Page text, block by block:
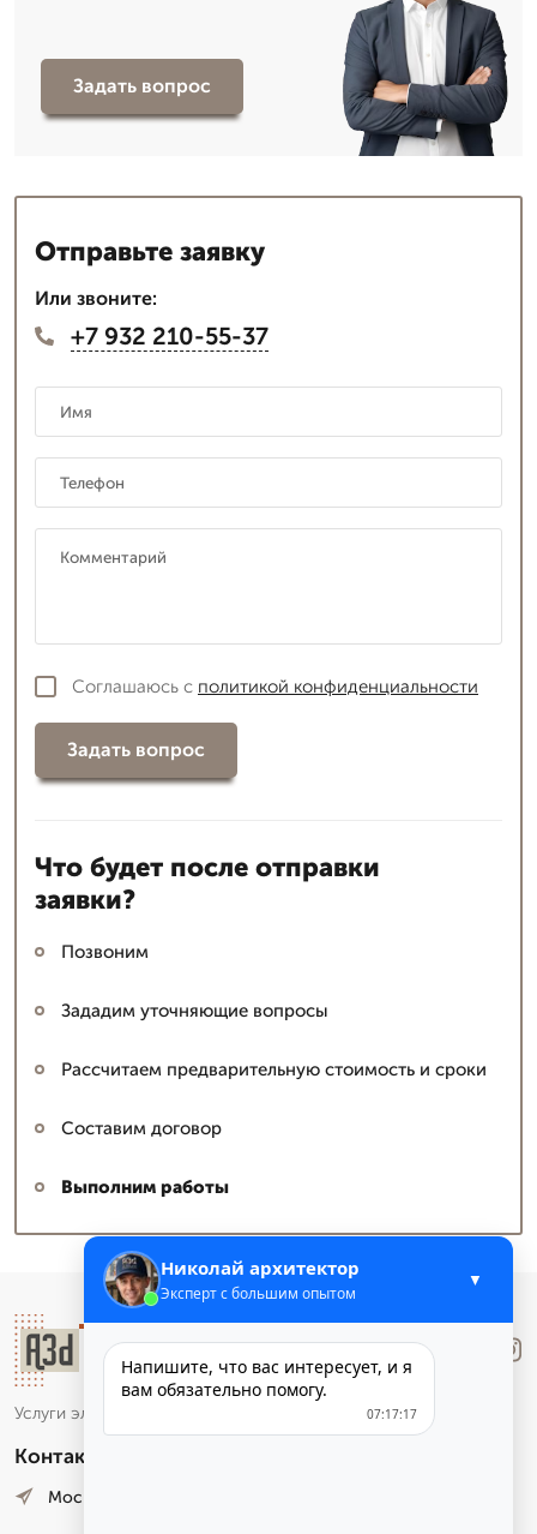
Задать вопрос
Отправьте заявку
Или звоните:
+7 932 210-55-37
Соглашаюсь с политикой конфиденциальности
Задать вопрос
Что будет после отправки
заявки?
Позвоним
Зададим уточняющие вопросы
Рассчитаем предварительную стоимость и сроки
Составим договор
Выполним работы
Лучше.Звони
Услуги электронного маркетинга и аналитики
Контакты
Москва, Лесная улица, 4. оф. 12
Николай архитектор
Эксперт с большим опытом
▼
Напишите, что вас интересует, и я
вам обязательно помогу.
07:17:17